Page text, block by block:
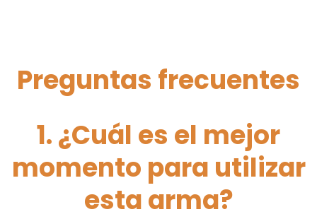
Preguntas frecuentes
1. ¿Cuál es el mejor
momento para utilizar
esta arma?